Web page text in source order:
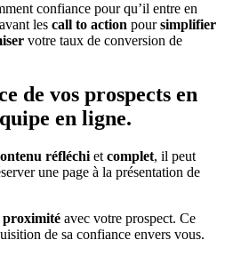
confiance pour qu’il entre en
les call to action poursimplifier
votre taux de conversion de
de vos prospects en
en ligne.
réfléchi et complet, il peut
une page à la présentation de
proximité avec votre prospect. Ce
de sa confiance envers vous.